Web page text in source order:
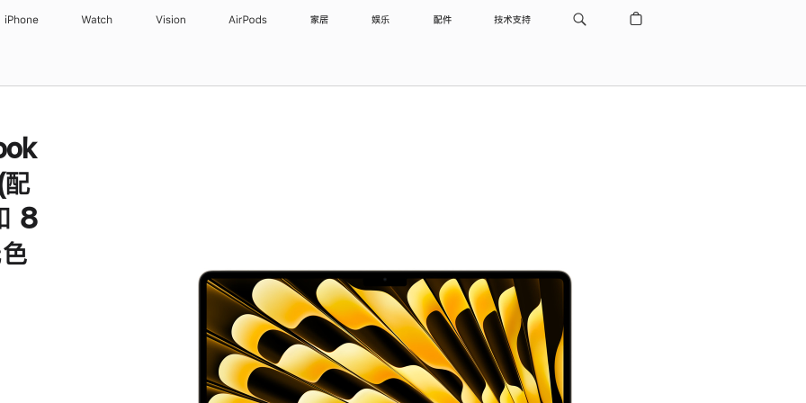
iPhone Watch Vision AirPods 家居 娱乐 配件 技术支持
8